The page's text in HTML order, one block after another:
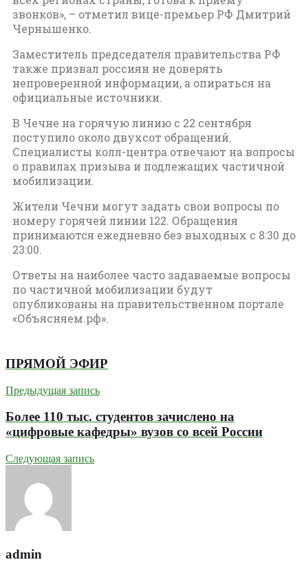
звонков», – отметил вице-премьер РФ Дмитрий
Чернышенко.
Заместитель председателя правительства РФ
также призвал россиян не доверять
непроверенной информации, а опираться на
официальные источники.
В Чечне на горячую линию с 22 сентября
поступило около двухсот обращений.
Специалисты колл-центра отвечают на вопросы
о правилах призыва и подлежащих частичной
мобилизации.
Жители Чечни могут задать свои вопросы по
номеру горячей линии 122. Обращения
принимаются ежедневно без выходных с 8:30 до
23:00.
Ответы на наиболее часто задаваемые вопросы
по частичной мобилизации будут
опубликованы на правительственном портале
«Объясняем.рф».
ПРЯМОЙ ЭФИР
Предыдущая запись
Более 110 тыс. студентов зачислено на
«цифровые кафедры» вузов со всей России
Следующая запись
admin